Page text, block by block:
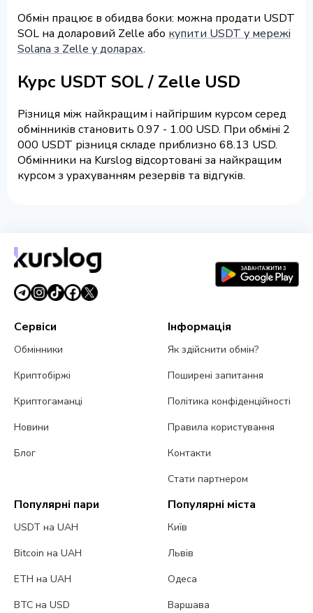
Обмін працює в обидва боки: можна продати USDT
SOL на доларовий Zelle або купити USDT у мережі
Solana з Zelle у доларах.
Курс USDT SOL / Zelle USD
Різниця між найкращим і найгіршим курсом серед
обмінників становить 0.97 - 1.00 USD. При обміні 2
000 USDT різниця складе приблизно 68.13 USD.
Обмінники на Kurslog відсортовані за найкращим
курсом з урахуванням резервів та відгуків.
Сервіси
Обмінники
Криптобіржі
Криптогаманці
Новини
Блог
Інформація
Як здійснити обмін?
Поширені запитання
Політика конфіденційності
Правила користування
Контакти
Стати партнером
Популярні пари
USDT на UAH
Bitcoin на UAH
ETH на UAH
BTC на USD
Популярні міста
Київ
Львів
Одеса
Варшава